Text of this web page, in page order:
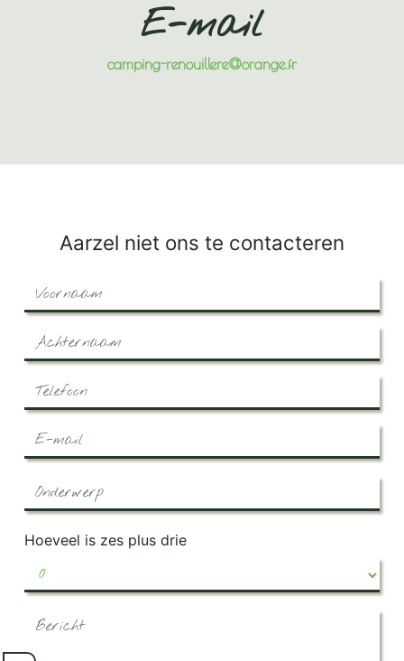
E-mail
camping-renouillere@orange.fr
Aarzel niet ons te contacteren
Hoeveel is zes plus drie